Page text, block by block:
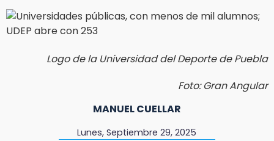
Logo de la Universidad del Deporte de Puebla
Foto: Gran Angular
MANUEL CUELLAR
Lunes, Septiembre 29, 2025